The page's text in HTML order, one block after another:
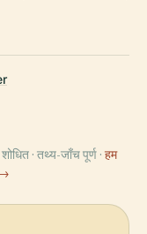
· तथ्य-जाँच पूर्ण · हम